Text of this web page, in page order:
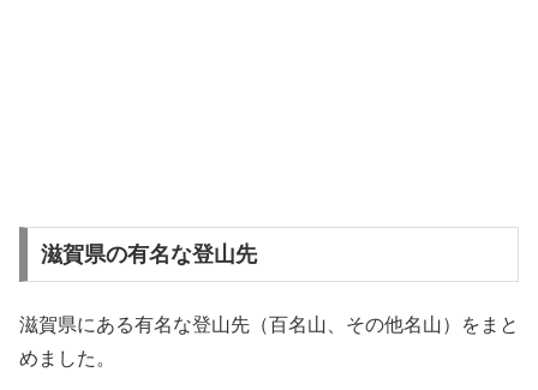
滋賀県の有名な登山先
滋賀県にある有名な登山先（百名山、その他名山）をまと
めました。